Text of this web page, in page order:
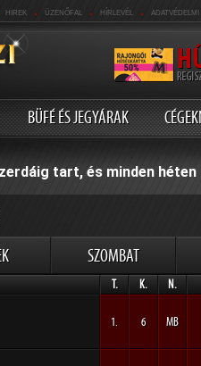
HIREK . ÜZENŐFAL . HÍRLEVÉL . ADATVÉDELMI
BÜFÉ ÉS JEGYÁRAK
tart, és minden
SZOMBAT
T. K. N.
1. 6 MB